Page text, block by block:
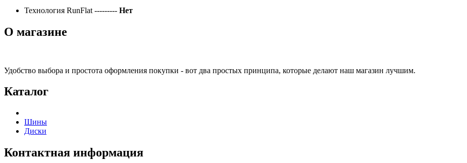
Технология RunFlat --------- Нет
О магазине
Удобство выбора и простота оформления покупки - вот два простых принципа, которые делают наш магазин лучшим.
Каталог
Шины
Диски
Контактная информация